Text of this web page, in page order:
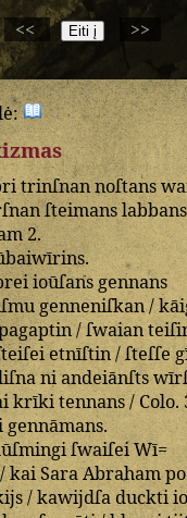
<<
>>
trinſnannoſtans
ſteimanslabbans
2.
.
ioūſansgennans
genneniſkan/
/ſwaian
etnīſtin/ſteſſe
niandeiānſts
krīki tennans/Colo.
gennāmans.
ſwaiſeiWī=
kaiSaraAbraham
/kawijdſaduckti